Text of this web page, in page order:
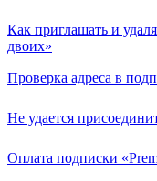
Как приглашать и
двоих»
Проверка адреса в
Не удается
Оплата подписки